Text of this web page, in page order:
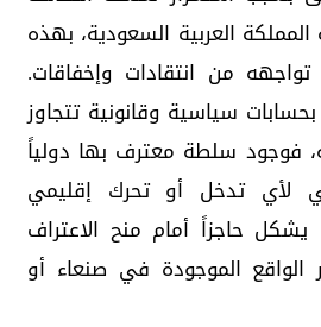
العربية السعودية، بهذه
من انتقادات وإخفاقات.
سياسية وقانونية تتجاوز
فوجود سلطة معترف بها دولياً
لأي تدخل أو تحرك إقليمي
حاجزاً أمام منح الاعتراف
الواقع الموجودة في صنعاء أو